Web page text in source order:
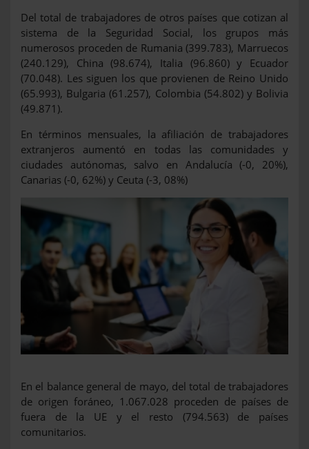
Del total de trabajadores de otros países que cotizan al
sistema de la Seguridad Social, los grupos más
numerosos proceden de Rumania (399.783), Marruecos
(240.129), China (98.674), Italia (96.860) y Ecuador
(70.048). Les siguen los que provienen de Reino Unido
(65.993), Bulgaria (61.257), Colombia (54.802) y Bolivia
(49.871).
En términos mensuales, la afiliación de trabajadores
extranjeros aumentó en todas las comunidades y
ciudades autónomas, salvo en Andalucía (-0, 20%),
Canarias (-0, 62%) y Ceuta (-3, 08%)
En el balance general de mayo, del total de trabajadores
de origen foráneo, 1.067.028 proceden de países de
fuera de la UE y el resto (794.563) de países
comunitarios.